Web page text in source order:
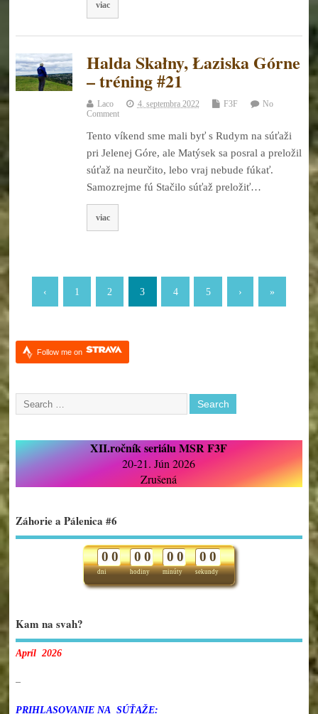
viac
Halda Skałny, Łaziska Górne
– tréning #21
Laco 4. septembra 2022 F3F
No
Comment
Tento víkend sme mali byť s Rudym na súťaži
pri Jelenej Góre, ale Matýsek sa posral a preložil
súťaž na neurčito, lebo vraj nebude fúkať.
Samozrejme fú Stačilo súťaž preložiť…
viac
‹ 1 2 3 4 5 › »
Follow me on
XII.ročník seriálu MSR F3F
20-21. Jún 2026
Zrušená
Záhorie a Pálenica #6
dni
0 0
hodiny
0 0
minúty
0 0
sekundy
0 0
Kam na svah?
Apríl 2026
–
PRIHLASOVANIE NA SÚŤAŽE: